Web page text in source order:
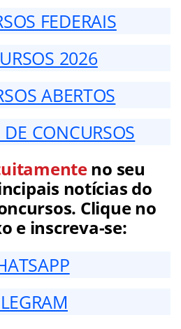
FEDERAIS
2026
ABERTOS
CONCURSOS
no seu
notícias do
Clique no
e inscreva-se: